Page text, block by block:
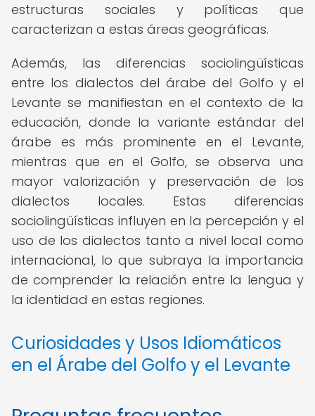
estructuras sociales y políticas que
caracterizan a estas áreas geográficas.
Además, las diferencias sociolingüísticas
entre los dialectos del árabe del Golfo y el
Levante se manifiestan en el contexto de la
educación, donde la variante estándar del
árabe es más prominente en el Levante,
mientras que en el Golfo, se observa una
mayor valorización y preservación de los
dialectos locales. Estas diferencias
sociolingüísticas influyen en la percepción y el
uso de los dialectos tanto a nivel local como
internacional, lo que subraya la importancia
de comprender la relación entre la lengua y
la identidad en estas regiones.
Curiosidades y Usos Idiomáticos
en el Árabe del Golfo y el Levante